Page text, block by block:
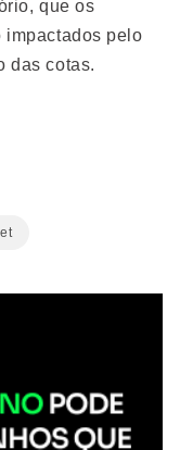
que os
impactados pelo
das cotas.